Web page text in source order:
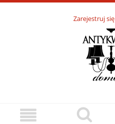
Zarejestruj się